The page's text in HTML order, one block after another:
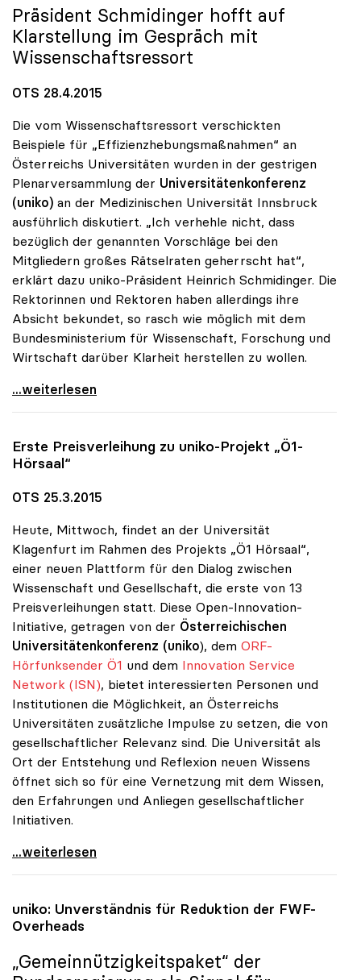
Präsident Schmidinger hofft auf
Klarstellung im Gespräch mit
Wissenschaftsressort
OTS 28.4.2015
Die vom Wissenschaftsressort verschickten
Beispiele für „Effizienzhebungsmaßnahmen“ an
Österreichs Universitäten wurden in der gestrigen
Plenarversammlung der Universitätenkonferenz
(uniko) an der Medizinischen Universität Innsbruck
ausführlich diskutiert. „Ich verhehle nicht, dass
bezüglich der genannten Vorschläge bei den
Mitgliedern großes Rätselraten geherrscht hat“,
erklärt dazu uniko-Präsident Heinrich Schmidinger. Die
Rektorinnen und Rektoren haben allerdings ihre
Absicht bekundet, so rasch wie möglich mit dem
Bundesministerium für Wissenschaft, Forschung und
Wirtschaft darüber Klarheit herstellen zu wollen.
uniko: Rätselraten über Vorschläge für
...weiterlesen
Erste Preisverleihung zu uniko-Projekt „Ö1-
Hörsaal“
OTS 25.3.2015
Heute, Mittwoch, findet an der Universität
Klagenfurt im Rahmen des Projekts „Ö1 Hörsaal“,
einer neuen Plattform für den Dialog zwischen
Wissenschaft und Gesellschaft, die erste von 13
Preisverleihungen statt. Diese Open-Innovation-
Initiative, getragen von der Österreichischen
Universitätenkonferenz (uniko), dem ORF-
Hörfunksender Ö1 und dem Innovation Service
Network (ISN), bietet interessierten Personen und
Institutionen die Möglichkeit, an Österreichs
Universitäten zusätzliche Impulse zu setzen, die von
gesellschaftlicher Relevanz sind. Die Universität als
Ort der Entstehung und Reflexion neuen Wissens
öffnet sich so für eine Vernetzung mit dem Wissen,
den Erfahrungen und Anliegen gesellschaftlicher
Initiativen.
Erste Preisverleihung zu uniko-Projekt
...weiterlesen
uniko: Unverständnis für Reduktion der FWF-
Overheads
„Gemeinnützigkeitspaket“ der